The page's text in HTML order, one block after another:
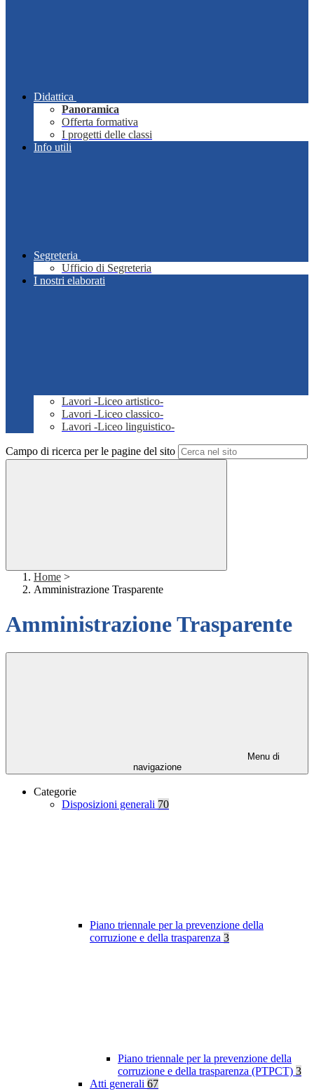
Didattica
Panoramica
Offerta formativa
I progetti delle classi
Info utili
Segreteria
Ufficio di Segreteria
I nostri elaborati
Lavori -Liceo artistico-
Lavori -Liceo classico-
Lavori -Liceo linguistico-
Campo di ricerca per le pagine del sito
Home >
Amministrazione Trasparente
Amministrazione Trasparente
Menu di
navigazione
Categorie
Disposizioni generali 70
Piano triennale per la prevenzione della
corruzione e della trasparenza 3
Piano triennale per la prevenzione della
corruzione e della trasparenza (PTPCT) 3
Atti generali 67